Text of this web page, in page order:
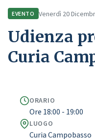
EVENTO Venerdì 20
Udienza
Curia
ORARIO
Ore 18:00 - 19:00
LUOGO
Curia Campobasso